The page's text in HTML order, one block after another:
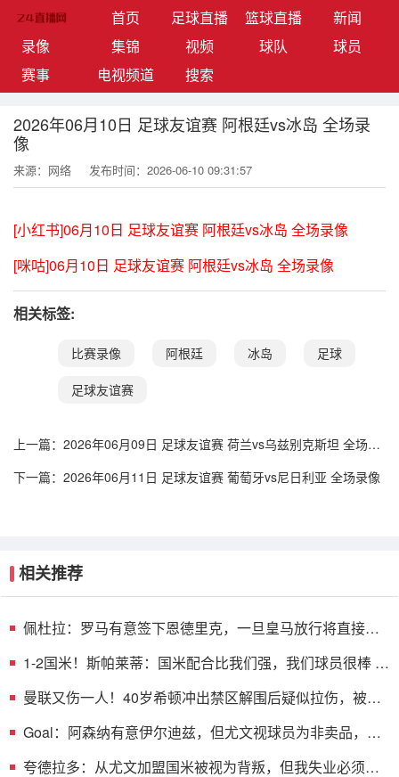
首页(current)足球直播 篮球直播
新闻
录像
集锦 视频 球队
球员
赛事
电视频道 搜索
2026年06月10日 足球友谊赛 阿根廷vs冰岛 全场录
像
来源：网络 发布时间：2026-06-10 09:31:57
[小红书]06月10日 足球友谊赛 阿根廷vs冰岛 全场录像
[咪咕]06月10日 足球友谊赛 阿根廷vs冰岛 全场录像
相关标签:
比赛录像 阿根廷 冰岛 足球
足球友谊赛
上一篇： 2026年06月09日 足球友谊赛 荷兰vs乌兹别克斯坦 全场录
下一篇： 2026年06月11日 足球友谊赛 葡萄牙vs尼日利亚 全场录像
相关推荐
佩杜拉：罗马有意签下恩德里克，一旦皇马放行将直接加
1-2国米！斯帕莱蒂：国米配合比我们强，我们球员很棒 整
曼联又伤一人！40岁希顿冲出禁区解围后疑似拉伤，被换
Goal：阿森纳有意伊尔迪兹，但尤文视球员为非卖品，除
夸德拉多：从尤文加盟国米被视为背叛，但我失业必须寻